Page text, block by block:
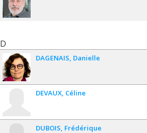
D
DAGENAIS Danielle
DEVAUX Céline
DUBOIS Frédérique